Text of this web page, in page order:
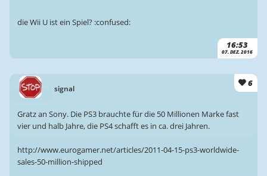
16:53
07. DEZ. 2016
die Wii U ist ein Spiel? :confused:
signal
6
Gratz an Sony. Die PS3 brauchte für die 50 Millionen Marke fast
vier und halb Jahre, die PS4 schafft es in ca. drei Jahren.
http://www.eurogamer.net/articles/2011-04-15-ps3-worldwide-
sales-50-million-shipped